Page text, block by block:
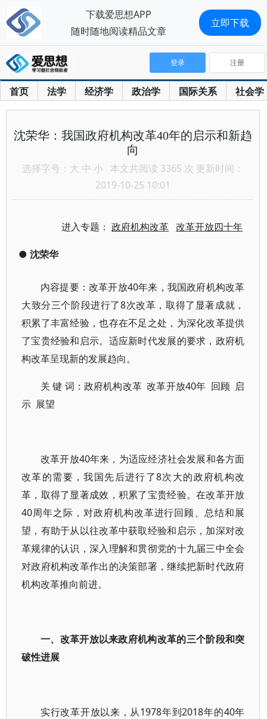
首页 法学 经济学 政治学 国际关系 社会学
登录 注册
沈荣华：我国政府机构改革40年的启示和新趋
向
选择字号： 大 中 小 本文共阅读 3365 次 更新时间：
2019-10-25 10:01
进入专题：政府机构改革 改革开放四十年
● 沈荣华
内容提要：改革开放40年来，我国政府机构改革
大致分三个阶段进行了8次改革，取得了显著成就，
积累了丰富经验，也存在不足之处，为深化改革提供
了宝贵经验和启示。适应新时代发展的要求，政府机
构改革呈现新的发展趋向。
关 键 词：政府机构改革 改革开放40年 回顾 启
示 展望
改革开放40年来，为适应经济社会发展和各方面
改革的需要，我国先后进行了8次大的政府机构改
革，取得了显著成效，积累了宝贵经验。在改革开放
40周年之际，对政府机构改革进行回顾、总结和展
望，有助于从以往改革中获取经验和启示，加深对改
革规律的认识，深入理解和贯彻党的十九届三中全会
对政府机构改革作出的决策部署，继续把新时代政府
机构改革推向前进。
一、改革开放以来政府机构改革的三个阶段和突
破性进展
实行改革开放以来，从1978年到2018年的40年
下载爱思想APP
随时随地阅读精品文章
立即下载